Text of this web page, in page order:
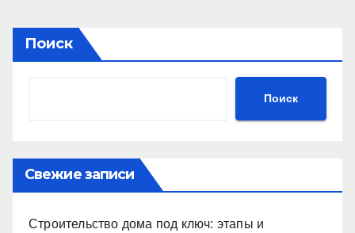
Поиск
Поиск
Свежие записи
Строительство дома под ключ: этапы и